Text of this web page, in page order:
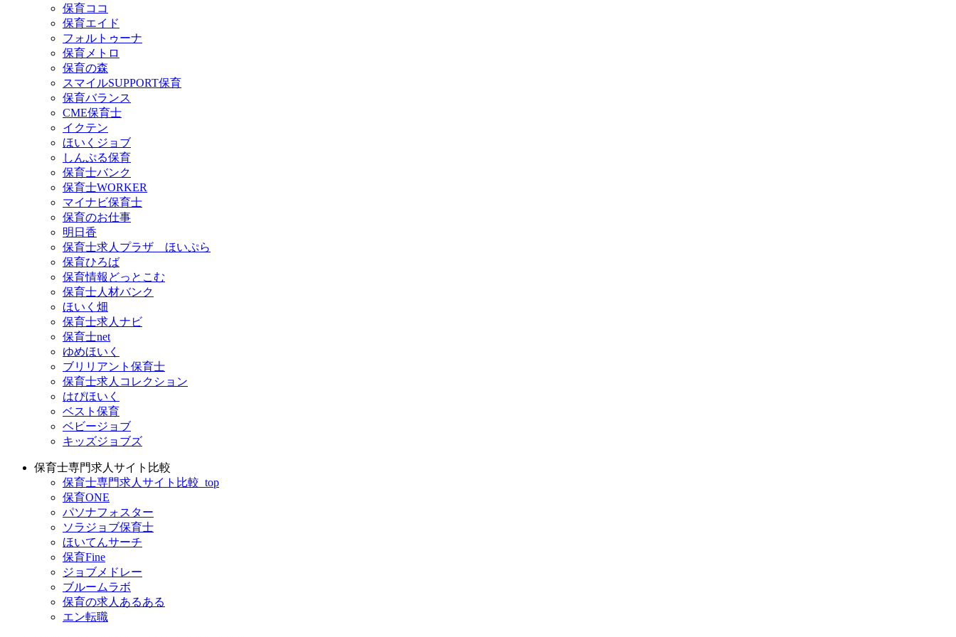
保育ココ
保育エイド
フォルトゥーナ
保育メトロ
保育の森
スマイルSUPPORT保育
保育バランス
CME保育士
イクテン
ほいくジョブ
しんぷる保育
保育士バンク
保育士WORKER
マイナビ保育士
保育のお仕事
明日香
保育士求人プラザ ほいぷら
保育ひろば
保育情報どっとこむ
保育士人材バンク
ほいく畑
保育士求人ナビ
保育士net
ゆめほいく
ブリリアント保育士
保育士求人コレクション
はぴほいく
ベスト保育
ベビージョブ
キッズジョブズ
保育士専門求人サイト比較
保育士専門求人サイト比較_top
保育ONE
パソナフォスター
ソラジョブ保育士
ほいてんサーチ
保育Fine
ジョブメドレー
ブルームラボ
保育の求人あるある
エン転職